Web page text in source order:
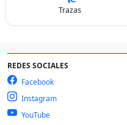
Trazas
REDES SOCIALES
Facebook
Instagram
YouTube